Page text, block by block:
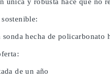
sonda hecha de
de un año